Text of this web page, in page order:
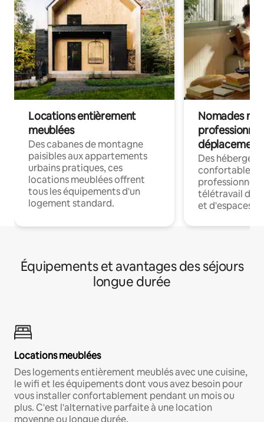
Locations entièrement
meublées
Des cabanes de montagne
paisibles aux appartements
urbains pratiques, ces
locations meublées offrent
tous les équipements d'un
logement standard.
Nomades
déplacement
Des
confortables
professionnels
télétravail
et d'espaces
Équipements et avantages des séjours
longue durée
Locations meublées
Des logements entièrement meublés avec une cuisine,
le wifi et les équipements dont vous avez besoin pour
vous installer confortablement pendant un mois ou
plus. C'est l'alternative parfaite à une location
moyenne ou longue durée.